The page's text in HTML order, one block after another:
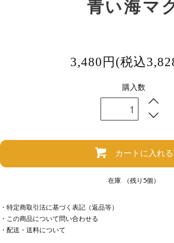
青い海マ
3,480円(税込
購入数
カートに入れる
在庫 （残り5個）
・特定商取引法に基づく表記（返品等）
・この商品について問い合わせる
・配送・送料について